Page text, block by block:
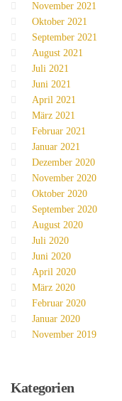
November 2021
Oktober 2021
September 2021
August 2021
Juli 2021
Juni 2021
April 2021
März 2021
Februar 2021
Januar 2021
Dezember 2020
November 2020
Oktober 2020
September 2020
August 2020
Juli 2020
Juni 2020
April 2020
März 2020
Februar 2020
Januar 2020
November 2019
Kategorien